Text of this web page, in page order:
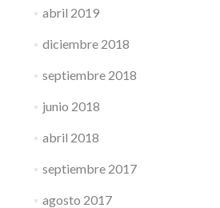
abril 2019
diciembre 2018
septiembre 2018
junio 2018
abril 2018
septiembre 2017
agosto 2017